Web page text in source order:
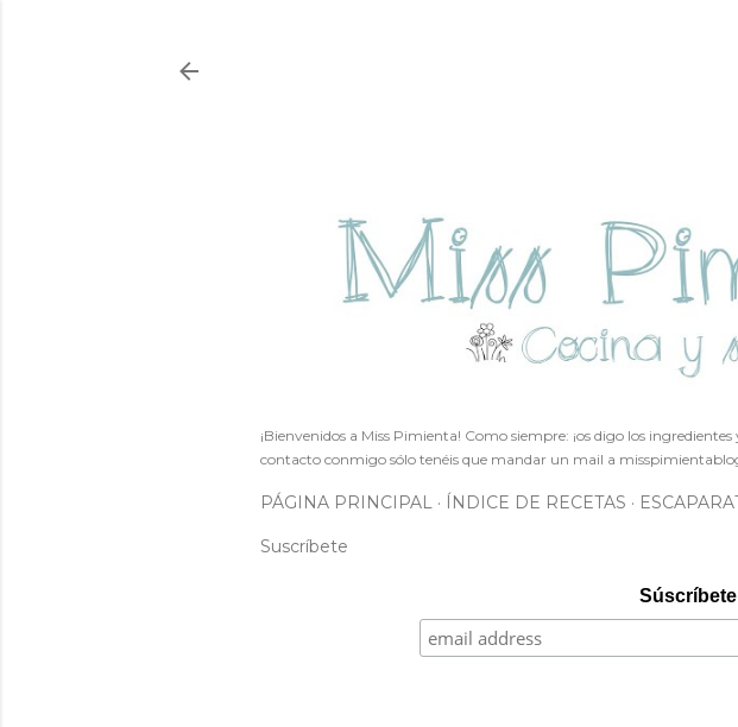
¡Bienvenidos a Miss Pimienta! Como siempre: ¡os digo los
contacto conmigo sólo tenéis que mandar un mail a
PÁGINA PRINCIPAL ÍNDICE DE RECETAS
Suscríbete
Súscríbete